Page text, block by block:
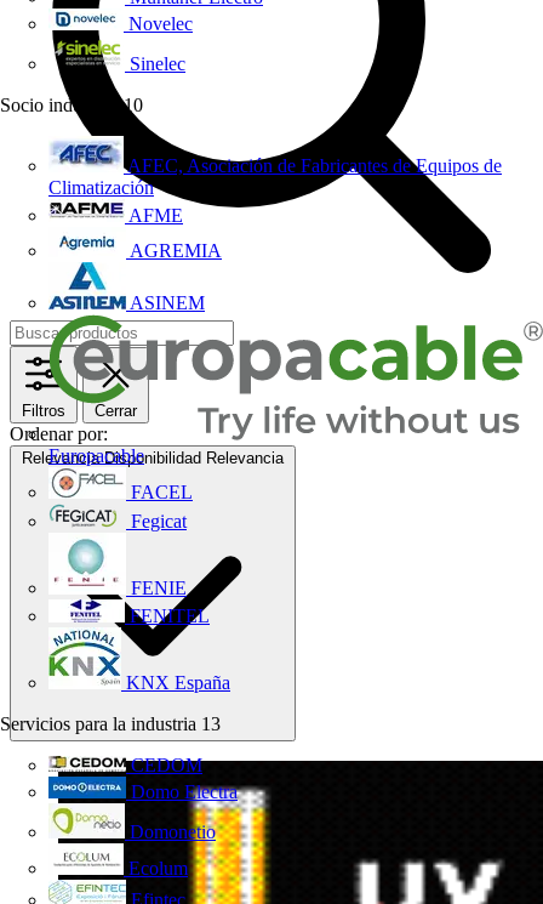
Novelec
Sinelec
Socio industrial
10
AFEC, Asociación de Fabricantes de Equipos de
Climatización
AFME
AGREMIA
ASINEM
Europacable
FACEL
Fegicat
FENIE
FENITEL
KNX España
Servicios para la industria 13
CEDOM
Domo Electra
Domonetio
Ecolum
Efintec
Filtros Cerrar
Ordenar por:
Relevancia Disponibilidad Relevancia